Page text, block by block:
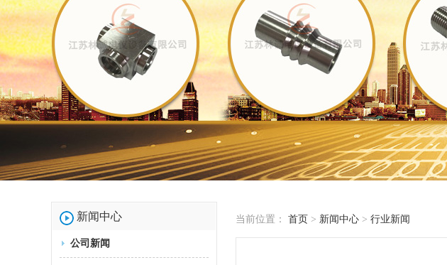
新闻中心
公司新闻
当前位置： 首页 > 新闻中心 > 行业新闻